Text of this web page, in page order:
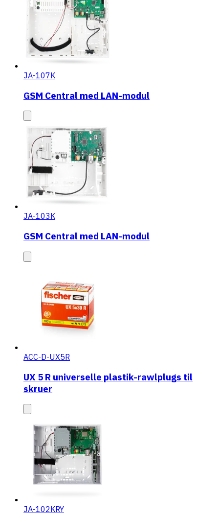
JA-107K
GSM Central med LAN-modul
JA-103K
GSM Central med LAN-modul
ACC-D-UX5R
UX 5 R universelle plastik-rawlplugs til
skruer
JA-102KRY